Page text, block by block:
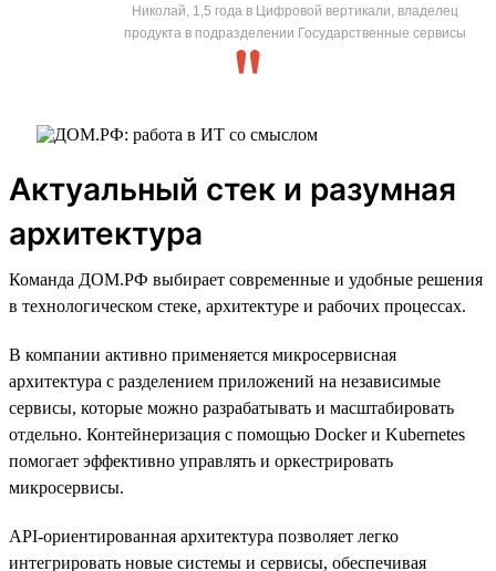
Николай, 1,5 года в Цифровой вертикали, владелец
продукта в подразделении Государственные сервисы
Актуальный стек и разумная
архитектура
Команда ДОМ.РФ выбирает современные и удобные решения
в технологическом стеке, архитектуре и рабочих процессах.
В компании активно применяется микросервисная
архитектура с разделением приложений на независимые
сервисы, которые можно разрабатывать и масштабировать
отдельно. Контейнеризация с помощью Docker и Kubernetes
помогает эффективно управлять и оркестрировать
микросервисы.
API-ориентированная архитектура позволяет легко
интегрировать новые системы и сервисы, обеспечивая